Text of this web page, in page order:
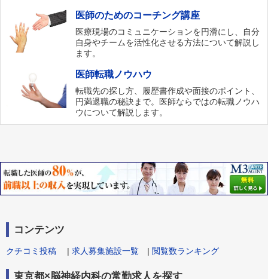
医師のためのコーチング講座
医療現場のコミュニケーションを円滑にし、自分
自身やチームを活性化させる方法について解説し
ます。
医師転職ノウハウ
転職先の探し方、履歴書作成や面接のポイント、
円満退職の秘訣まで。医師ならではの転職ノウハ
ウについて解説します。
コンテンツ
クチコミ投稿 | 求人募集施設一覧 | 閲覧数ランキング
東京都×脳神経内科の常勤求人を探す